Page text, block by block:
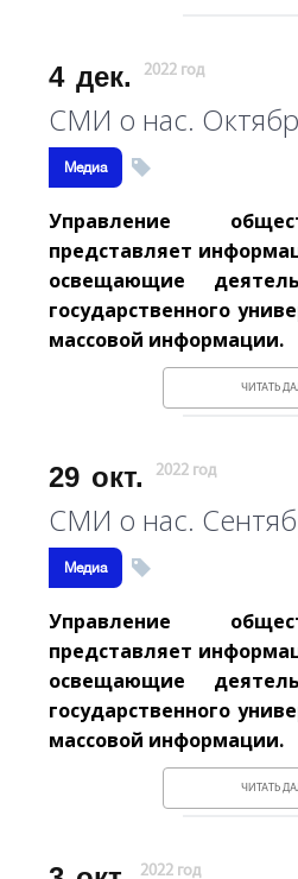
4 дек. 2022 год
СМИ о нас.
Медиа
Управление
представляет
освещающие
государственного
массовой информации.
ЧИТАТЬ
29 окт. 2022 год
СМИ о нас.
Медиа
Управление
представляет
освещающие
государственного
массовой информации.
ЧИТАТЬ
2022 год